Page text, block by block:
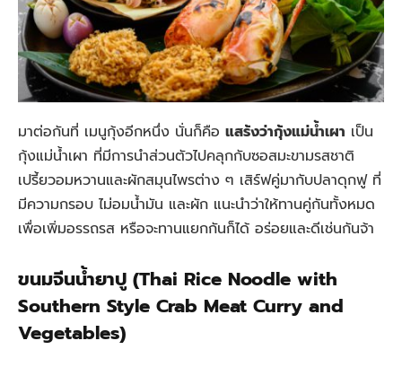
มาต่อกันที่ เมนูกุ้งอีกหนึ่ง นั่นก็คือ แสร้งว่ากุ้งแม่น้ำเผา เป็น
กุ้งแม่น้ำเผา ที่มีการนำส่วนตัวไปคลุกกับซอสมะขามรสชาติ
เปรี้ยวอมหวานและผักสมุนไพรต่าง ๆ เสิร์ฟคู่มากับปลาดุกฟู ที่
มีความกรอบ ไม่อมน้ำมัน และผัก แนะนำว่าให้ทานคู่กันทั้งหมด
เพื่อเพิ่มอรรถรส หรือจะทานแยกกันก็ได้ อร่อยและดีเช่นกันจ้า
ขนมจีนน้ำยาปู (Thai Rice Noodle with
Southern Style Crab Meat Curry and
Vegetables)